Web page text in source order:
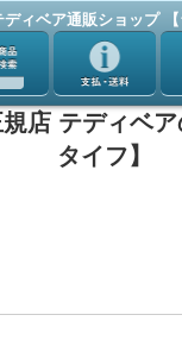
ィベア通販ショップ 【